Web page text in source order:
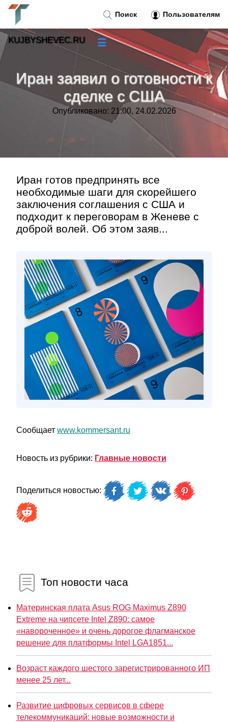
Иран заявил о готовности к
сделке с США
Опубликовано: 21:00, 24.02.2026
Иран готов предпринять все
необходимые шаги для скорейшего
заключения соглашения с США и
подходит к переговорам в Женеве с
доброй волей. Об этом заяв...
Сообщает www.kommersant.ru
Новость из рубрики: Главные новости
Поделиться новостью:
Топ новости часа
Материнская плата Asus ROG Maximus Z890
Extreme на чипсете Intel Z890: самое
«навороченное» и очень дорогое флагманское
решение для платформы Intel LGA1851...
Возраст каждого шестого зарегистрированного ИП
менее 25 лет...
Развитие цифровых сервисов в сфере
телекоммуникаций: новые возможности и
Поиск Пользователям
KUJBYSHEVEC.RU ☰
»
Тренды новостей»
»
Контакт»